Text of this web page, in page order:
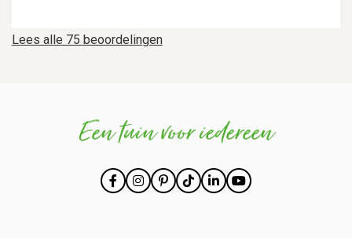
Lees alle 75 beoordelingen
Een tuin voor iedereen